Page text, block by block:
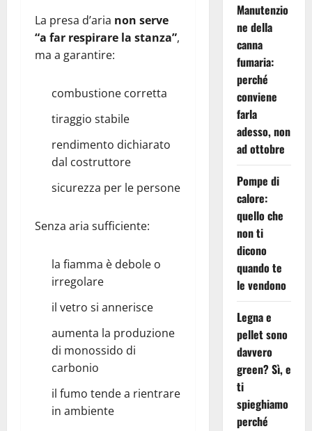
La presa d’aria non serve
“a far respirare la stanza”,
ma a garantire:
combustione corretta
tiraggio stabile
rendimento dichiarato
dal costruttore
sicurezza per le persone
Senza aria sufficiente:
la fiamma è debole o
irregolare
il vetro si annerisce
aumenta la produzione
di monossido di
carbonio
il fumo tende a rientrare
in ambiente
Manutenzio
ne della
canna
fumaria:
perché
conviene
farla
adesso, non
ad ottobre
Pompe di
calore:
quello che
non ti
dicono
quando te
le vendono
Legna e
pellet sono
davvero
green? Sì, e
ti
spieghiamo
perché